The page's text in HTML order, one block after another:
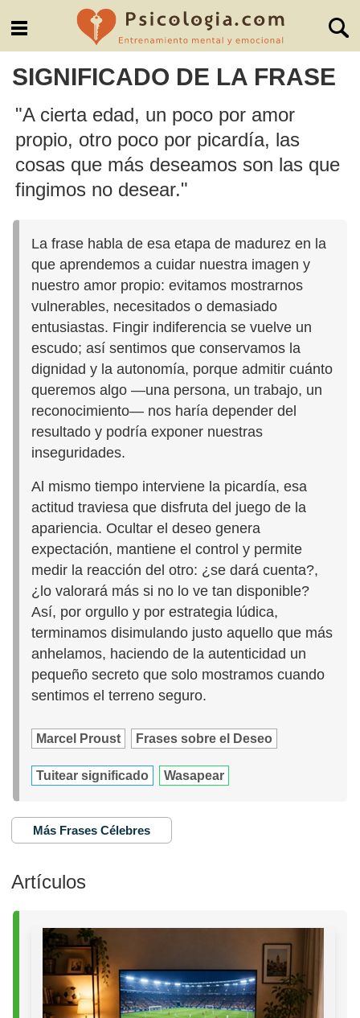
SIGNIFICADO DE LA FRASE
"A cierta edad, un poco por amor
propio, otro poco por picardía, las
cosas que más deseamos son las que
fingimos no desear."
La frase habla de esa etapa de madurez en la
que aprendemos a cuidar nuestra imagen y
nuestro amor propio: evitamos mostrarnos
vulnerables, necesitados o demasiado
entusiastas. Fingir indiferencia se vuelve un
escudo; así sentimos que conservamos la
dignidad y la autonomía, porque admitir cuánto
queremos algo —una persona, un trabajo, un
reconocimiento— nos haría depender del
resultado y podría exponer nuestras
inseguridades.
Al mismo tiempo interviene la picardía, esa
actitud traviesa que disfruta del juego de la
apariencia. Ocultar el deseo genera
expectación, mantiene el control y permite
medir la reacción del otro: ¿se dará cuenta?,
¿lo valorará más si no lo ve tan disponible?
Así, por orgullo y por estrategia lúdica,
terminamos disimulando justo aquello que más
anhelamos, haciendo de la autenticidad un
pequeño secreto que solo mostramos cuando
sentimos el terreno seguro.
Marcel Proust Frases sobre el Deseo
Tuitear significado Wasapear
Más Frases Célebres
Artículos